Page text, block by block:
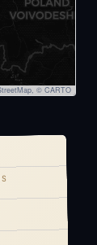
© CARTO